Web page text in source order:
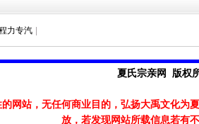
力专汽
夏氏宗亲网 版权
网站，无任何商业目的，弘扬大禹文化为
放，若发现网站所载信息若有